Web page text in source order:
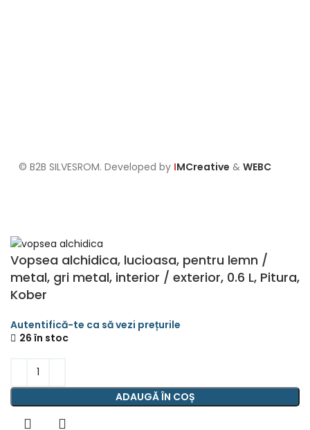
© B2B SILVESROM. Developed by IMCreative & WEBC
Vopsea alchidica, lucioasa, pentru lemn /
metal, gri metal, interior / exterior, 0.6 L, Pitura,
Kober
26 în stoc
ADAUGĂ ÎN COȘ